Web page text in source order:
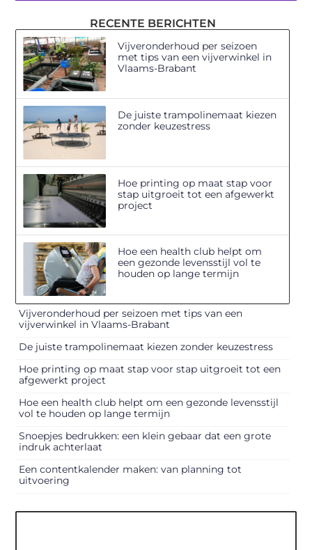
RECENTE BERICHTEN
Vijveronderhoud per seizoen
met tips van een vijverwinkel in
Vlaams-Brabant
De juiste trampolinemaat kiezen
zonder keuzestress
Hoe printing op maat stap voor
stap uitgroeit tot een afgewerkt
project
Hoe een health club helpt om
een gezonde levensstijl vol te
houden op lange termijn
Vijveronderhoud per seizoen met tips van een
vijverwinkel in Vlaams-Brabant
De juiste trampolinemaat kiezen zonder keuzestress
Hoe printing op maat stap voor stap uitgroeit tot een
afgewerkt project
Hoe een health club helpt om een gezonde levensstijl
vol te houden op lange termijn
Snoepjes bedrukken: een klein gebaar dat een grote
indruk achterlaat
Een contentkalender maken: van planning tot
uitvoering